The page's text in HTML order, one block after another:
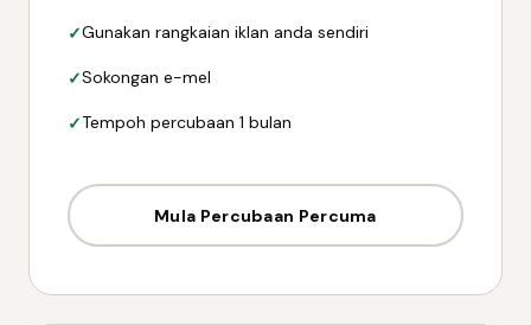
Gunakan rangkaian iklan anda sendiri
Sokongan e-mel
Tempoh percubaan 1 bulan
Mula Percubaan Percuma